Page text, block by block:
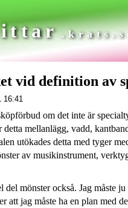
vid definition av
16:41
om det inte är
detta mellanlägg, vadd,
utökades detta med tyger
av musikinstrument,
del mönster också. Jag måste
att jag måste ha en plan med